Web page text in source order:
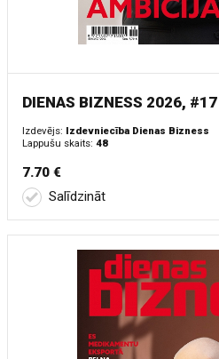
DIENAS BIZNESS 2026, #17
Izdevējs: Izdevniecība Dienas Bizness
Lappušu skaits: 48
7.70 €
Salīdzināt